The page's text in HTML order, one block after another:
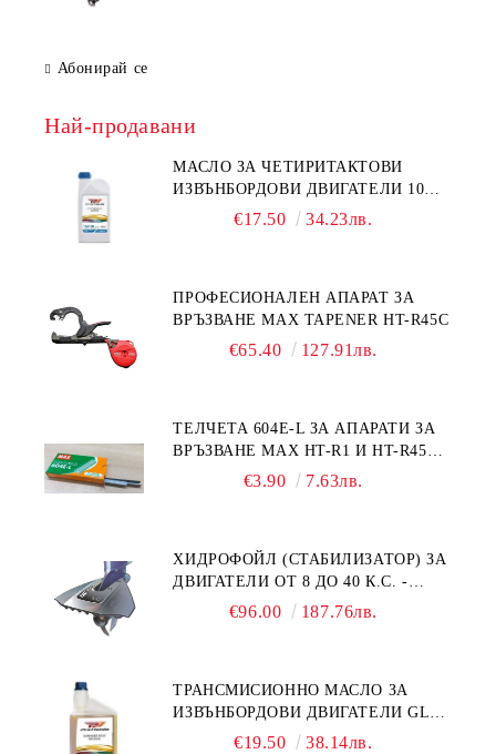
Абонирай се
Най-продавани
МАСЛО ЗА ЧЕТИРИТАКТОВИ
ИЗВЪНБОРДОВИ ДВИГАТЕЛИ 10W-
30 HONDA MARINE 08221-999-
€17.50 34.23лв.
ПРОФЕСИОНАЛЕН АПАРАТ ЗА
ВРЪЗВАНЕ MAX TAPENER HT-R45C
€65.40 127.91лв.
ТЕЛЧЕТА 604E-L ЗА АПАРАТИ ЗА
ВРЪЗВАНЕ MAX HT-R1 И HT-R45C
€3.90 7.63лв.
ХИДРОФОЙЛ (СТАБИЛИЗАТОР) ЗА
ДВИГАТЕЛИ ОТ 8 ДО 40 К.С. -
УНИВЕРСАЛЕН SE SPORT 200
€96.00 187.76лв.
ТРАНСМИСИОННО МАСЛО ЗА
ИЗВЪНБОРДОВИ ДВИГАТЕЛИ GL4
HONDA MARINE 08251-999-102PRO
€19.50 38.14лв.